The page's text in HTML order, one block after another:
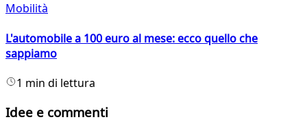
Mobilità
L'automobile a 100 euro al mese: ecco quello che
sappiamo
1 min di lettura
Idee e commenti